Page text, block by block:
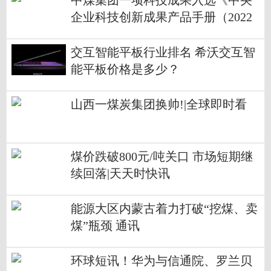
企业科技创新成果产品手册（2022
交互智能平板行业排名 希沃交互智
能平板价格是多少？
山西一煤炭集团换帅!|全球即时看
煤价跌破800元/吨关口 市场短期继
续回落|天天时快讯
能源大区内蒙古着力打破“挖煤、卖
煤”瓶颈 通讯
环球短讯！华为与信通院、罗兰贝